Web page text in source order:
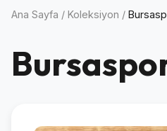
Ana Sayfa / Koleksiyon /